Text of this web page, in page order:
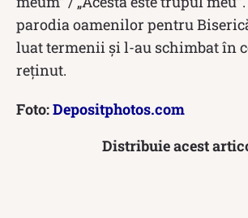
parodia oamenilor pentru
luat termenii și l-au schimbat în
reținut.
Foto:Depositphotos.com
Distribuie acest